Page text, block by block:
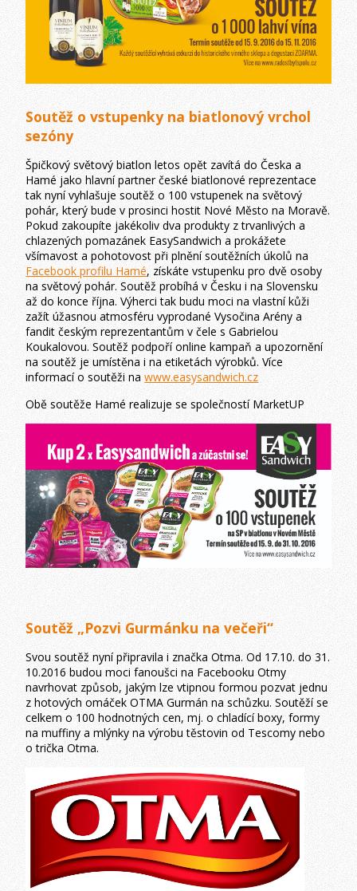
Soutěž o vstupenky na biatlonový vrchol
sezóny
Špičkový světový biatlon letos opět zavítá do Česka a
Hamé jako hlavní partner české biatlonové reprezentace
tak nyní vyhlašuje soutěž o 100 vstupenek na světový
pohár, který bude v prosinci hostit Nové Město na Moravě.
Pokud zakoupíte jakékoliv dva produkty z trvanlivých a
chlazených pomazánek EasySandwich a prokážete
všímavost a pohotovost při plnění soutěžních úkolů na
Facebook profilu Hamé, získáte vstupenku pro dvě osoby
na světový pohár. Soutěž probíhá v Česku i na Slovensku
až do konce října. Výherci tak budu moci na vlastní kůži
zažít úžasnou atmosféru vyprodané Vysočina Arény a
fandit českým reprezentantům v čele s Gabrielou
Koukalovou. Soutěž podpoří online kampaň a upozornění
na soutěž je umístěna i na etiketách výrobků. Více
informací o soutěži nawww.easysandwich.cz
Obě soutěže Hamé realizuje se společností MarketUP
Soutěž „Pozvi Gurmánku na večeři“
Svou soutěž nyní připravila i značka Otma. Od 17.10. do 31.
10.2016 budou moci fanoušci na Facebooku Otmy
navrhovat způsob, jakým lze vtipnou formou pozvat jednu
z hotových omáček OTMA Gurmán na schůzku. Soutěží se
celkem o 100 hodnotných cen, mj. o chladící boxy, formy
na muffiny a mlýnky na výrobu těstovin od Tescomy nebo
o trička Otma.